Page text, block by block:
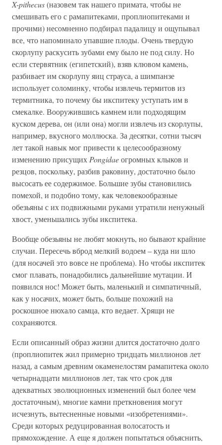
X-pithecus(назовем так нашего примата, чтобы не
смешивать его с рамапитеками, проплиопитеками и
прочими) несомненно подбирал падалицу и ощупывал
все, что напоминало упавшие плоды. Очень твердую
скорлупу раскусить зубами ему было не под силу. Но
если стервятник (египетский), взяв клювом камень,
разбивает им скорлупу яиц страуса, а шимпанзе
использует соломинку, чтобы извлечь термитов из
термитника, то почему бы икспитеку уступать им в
смекалке. Вооружившись камнем или подходящим
куском дерева, он (или она) могли извлечь из скорлупы,
например, вкусного моллюска. За десятки, сотни тысяч
лет такой навык мог привести к целесообразному
изменению присущих Pongidaeогромных клыков и
резцов, поскольку, разбив раковину, достаточно было
высосать ее содержимое. Большие зубы становились
помехой, и подобно тому, как человекообразные
обезьяны с их подвижными руками утратили ненужный
хвост, уменьшались зубы икспитека.
Вообще обезьяны не любят мокнуть, но бывают крайние
случаи. Пересечь вброд мелкий водоем – куда ни шло
(для носачей это вовсе не проблема). Но чтобы икспитек
смог плавать, понадобились дальнейшие мутации. И
появился нос! Может быть, маленький и симпатичный,
как у носачих, может быть, больше похожий на
роскошное нюхало самца, кто ведает. Хрящи не
сохраняются.
Если описанный образ жизни длится достаточно долго
(проплиопитек жил примерно тридцать миллионов лет
назад, а самым древним окаменелостям рамапитека около
четырнадцати миллионов лет, так что срок для
адекватных эволюционных изменений был более чем
достаточным), многие камни преткновения могут
исчезнуть, вытесненные новыми «изобретениями».
Среди которых редуцированная волосатость и
прямохождение. А еще я должен попытаться объяснить,